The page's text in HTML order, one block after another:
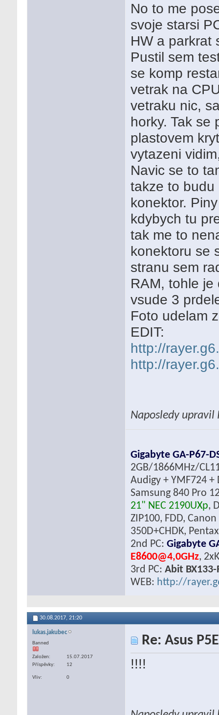
No to me
svoje starsi
HW a parkrat
Pustil sem
se komp
vetrak na
vetraku nic,
horky. Tak se
plastovem
vytazeni
Navic se to
takze to budu
konektor.
kdybych tu
tak me to
konektoru se
stranu sem
RAM, tohle
vsude 3
Foto udelam
EDIT:
http://
http://
Naposledy upravil
Gigabyte GA-P67-
2GB/1866MHz/
Audigy + YMF724
Samsung 840 Pro
21" NEC 2190UXp,
ZIP100, FDD,
350D+CHDK,
2nd PC: Gigabyte
E8600@4,0GHz,
3rd PC: Abit BX133-
WEB: http://
30.08.2017, 21:20
lukas.jakubec
Banned
Založen
15.07.2017
Příspěvky
12
Vliv 0
Re: Asus
!!!!